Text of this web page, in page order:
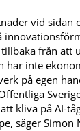
vid sidan
från att
har inte
på egen
kliva på AI-
säger Simon